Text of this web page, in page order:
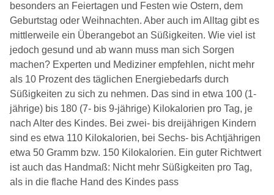
besonders an Feiertagen und Festen wie Ostern, dem
Geburtstag oder Weihnachten. Aber auch im Alltag gibt es
mittlerweile ein Überangebot an Süßigkeiten. Wie viel ist
jedoch gesund und ab wann muss man sich Sorgen
machen? Experten und Mediziner empfehlen, nicht mehr
als 10 Prozent des täglichen Energiebedarfs durch
Süßigkeiten zu sich zu nehmen. Das sind in etwa 100 (1-
jährige) bis 180 (7- bis 9-jährige) Kilokalorien pro Tag, je
nach Alter des Kindes. Bei zwei- bis dreijährigen Kindern
sind es etwa 110 Kilokalorien, bei Sechs- bis Achtjährigen
etwa 50 Gramm bzw. 150 Kilokalorien. Ein guter Richtwert
ist auch das Handmaß: Nicht mehr Süßigkeiten pro Tag,
als in die flache Hand des Kindes pass